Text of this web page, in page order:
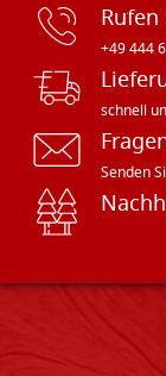
+49 444
schnell
Senden